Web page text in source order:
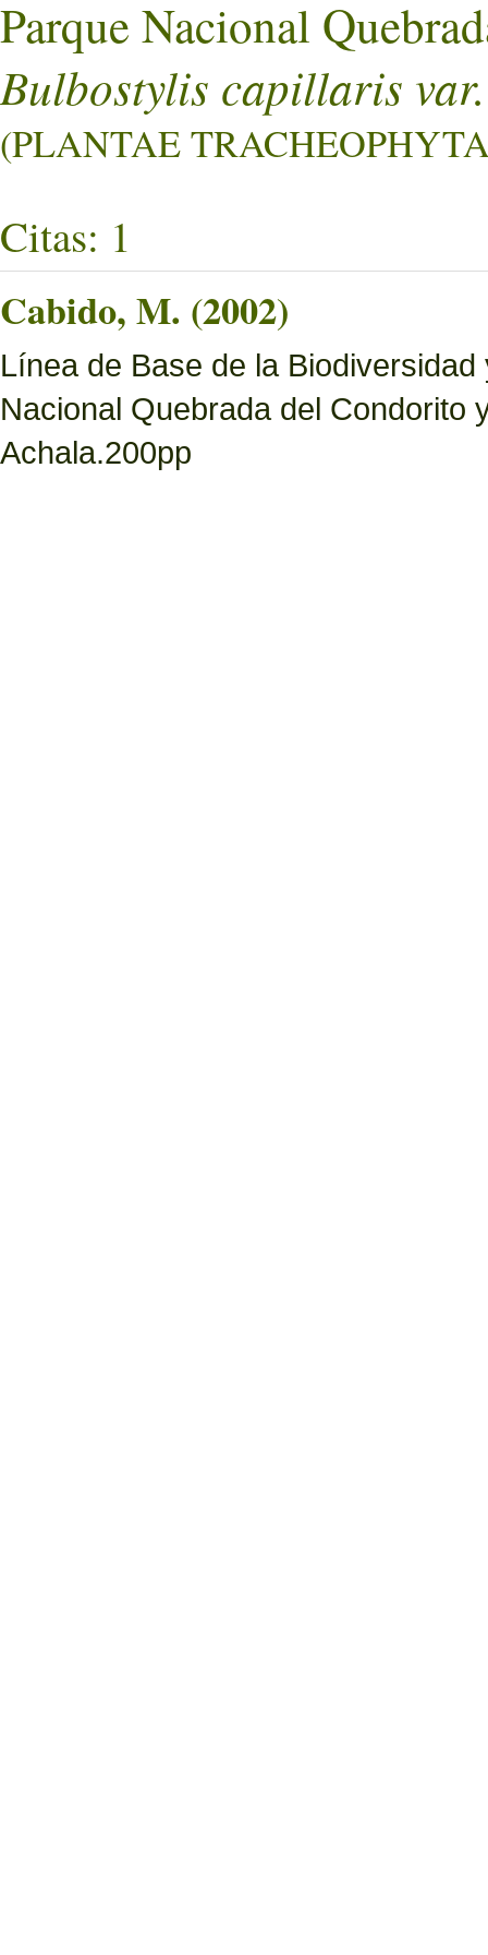
Parque Nacional
Bulbostylis capillaris
(PLANTAE
Citas: 1
Cabido, M. (2002)
Línea de Base de la
Nacional Quebrada del Condorito
Achala.200pp